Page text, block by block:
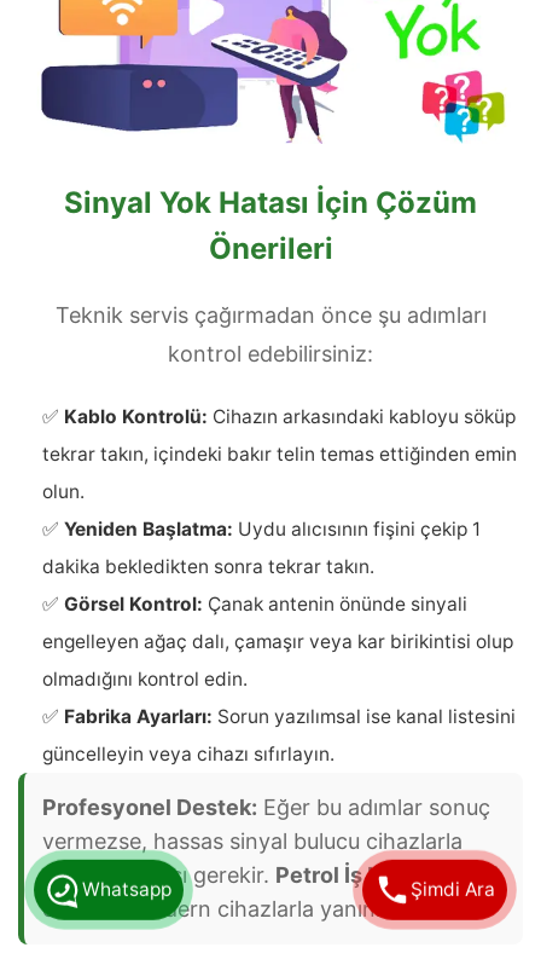
Sinyal Yok Hatası İçin Çözüm
Önerileri
Teknik servis çağırmadan önce şu adımları
kontrol edebilirsiniz:
✅ Kablo Kontrolü: Cihazın arkasındaki kabloyu söküp
tekrar takın, içindeki bakır telin temas ettiğinden emin
olun.
✅ Yeniden Başlatma: Uydu alıcısının fişini çekip 1
dakika bekledikten sonra tekrar takın.
✅ Görsel Kontrol: Çanak antenin önünde sinyali
engelleyen ağaç dalı, çamaşır veya kar birikintisi olup
olmadığını kontrol edin.
✅ Fabrika Ayarları: Sorun yazılımsal ise kanal listesini
güncelleyin veya cihazı sıfırlayın.
Profesyonel Destek: Eğer bu adımlar sonuç
vermezse, hassas sinyal bulucu cihazlarla
ayar yapılması gerekir. Petrol İş Uydu servisi
ekibimiz modern cihazlarla yanınızdadır.
Şimdi Ara
Whatsapp